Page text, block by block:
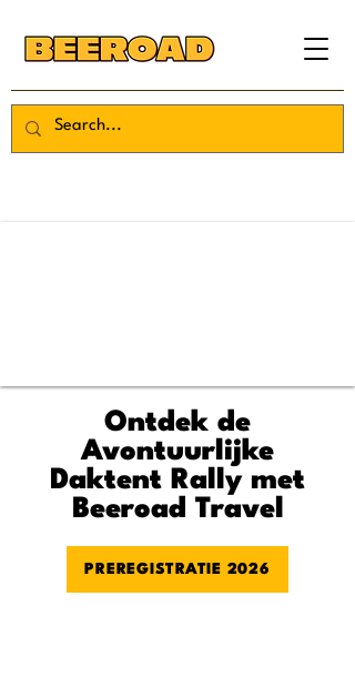
Ontdek de
Avontuurlijke
Daktent Rally met
Beeroad Travel
PREREGISTRATIE 2026